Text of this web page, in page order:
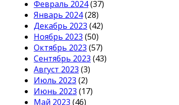
Февраль 2024(37)
Январь 2024(28)
Декабрь 2023 (42)
Ноябрь 2023 (50)
Октябрь 2023 (57)
Сентябрь 2023 (43)
Август 2023 (3)
Июль 2023 (2)
Июнь 2023 (17)
Май 2023 (46)